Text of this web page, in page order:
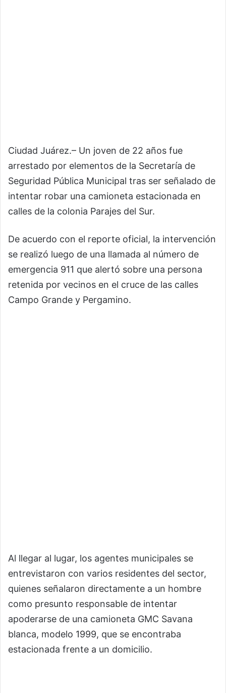
Ciudad Juárez.– Un joven de 22 años fue
arrestado por elementos de la Secretaría de
Seguridad Pública Municipal tras ser señalado de
intentar robar una camioneta estacionada en
calles de la colonia Parajes del Sur.
De acuerdo con el reporte oficial, la intervención
se realizó luego de una llamada al número de
emergencia 911 que alertó sobre una persona
retenida por vecinos en el cruce de las calles
Campo Grande y Pergamino.
Al llegar al lugar, los agentes municipales se
entrevistaron con varios residentes del sector,
quienes señalaron directamente a un hombre
como presunto responsable de intentar
apoderarse de una camioneta GMC Savana
blanca, modelo 1999, que se encontraba
estacionada frente a un domicilio.